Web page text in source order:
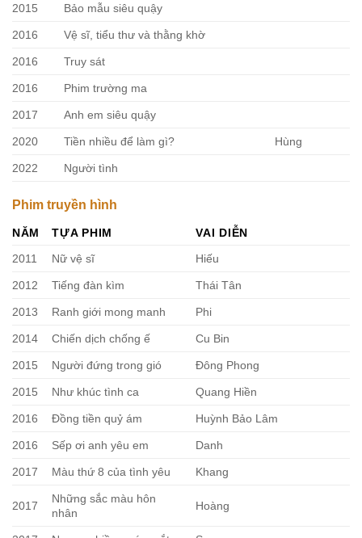
2015 Bảo mẫu siêu quậy
2016 Vệ sĩ, tiểu thư và thằng khờ
2016 Truy sát
2016 Phim trường ma
2017 Anh em siêu quậy
2020 Tiền nhiều để làm gì? Hùng
2022 Người tình
Phim truyền hình
NĂM TỰA PHIM
VAI DIỄN
2011
Nữ vệ sĩ Hiếu
2012 Tiếng đàn kìm Thái Tân
2013 Ranh giới mong manh Phi
2014 Chiến dịch chống ế Cu Bin
2015 Người đứng trong gió Đông Phong
2015 Như khúc tình ca Quang Hiền
2016 Đồng tiền quỷ ám Huỳnh Bảo Lâm
2016 Sếp ơi anh yêu em Danh
2017 Màu thứ 8 của tình yêu Khang
2017
Những sắc màu hôn
nhân
Hoàng